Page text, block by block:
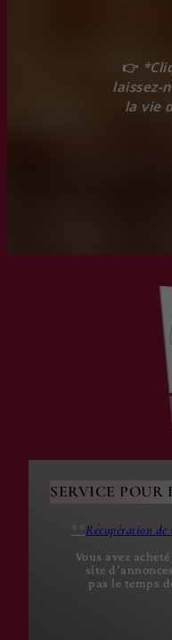
👉
laissez-
la vie
SERVICE POUR
**Récupération de
Vous avez
site
pas le temps